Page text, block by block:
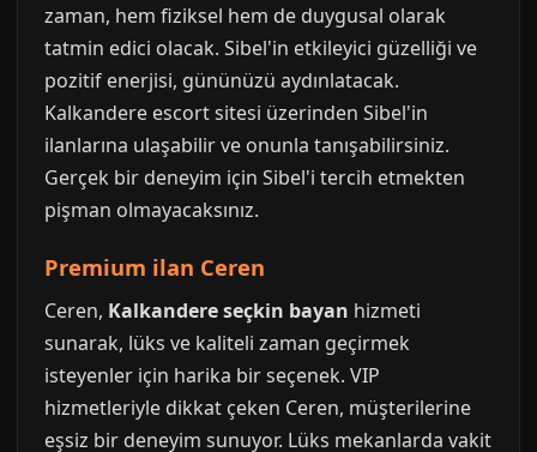
zaman, hem fiziksel hem de duygusal olarak
tatmin edici olacak. Sibel'in etkileyici güzelliği ve
pozitif enerjisi, gününüzü aydınlatacak.
Kalkandere escort sitesi üzerinden Sibel'in
ilanlarına ulaşabilir ve onunla tanışabilirsiniz.
Gerçek bir deneyim için Sibel'i tercih etmekten
pişman olmayacaksınız.
Premium ilan Ceren
Ceren, Kalkandere seçkin bayan hizmeti
sunarak, lüks ve kaliteli zaman geçirmek
isteyenler için harika bir seçenek. VIP
hizmetleriyle dikkat çeken Ceren, müşterilerine
eşsiz bir deneyim sunuyor. Lüks mekanlarda vakit